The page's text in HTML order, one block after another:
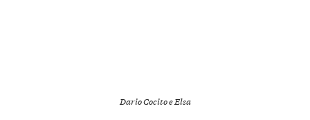
Dario Cocito e Elsa